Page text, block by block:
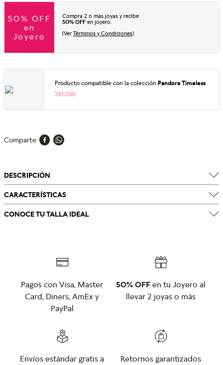
50% OFF
en
Joyero
Compra 2 o más joyas y recibe
50% OFF en joyero.
(Ver Términos y Condiciones)
Producto compatible con la colección Pandora Timeless
Ver más
Comparte
DESCRIPCIÓN
CARACTERÍSTICAS
CONOCE TU TALLA IDEAL
Pagos con Visa, Master
Card, Diners, AmEx y
PayPal
50% OFF en tu Joyero al
llevar 2 joyas o más
Envíos estándar gratis a
Retornos garantizados